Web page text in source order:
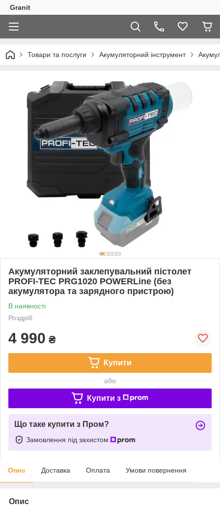
Granit
Товари та послуги Акумуляторний інструмент
Акумуляторний заклепувальний пістолет
PROFI-TEC PRG1020 POWERLine (без
акумулятора та зарядного пристрою)
В наявності
Роздріб
4 990 ₴
Купити
або
Купити з
Що таке купити з Пром?
Замовлення під захистом
Опис Доставка Оплата Умови повернення
Опис